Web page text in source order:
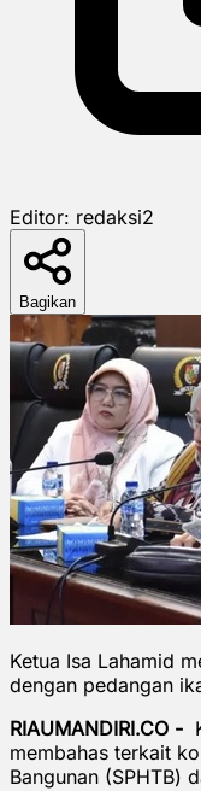
Editor: redaksi2
Bagikan
Ketua Isa Lahamid
dengan pedangan
RIAUMANDIRI.CO -
membahas terkait
Bangunan (SPHTB)